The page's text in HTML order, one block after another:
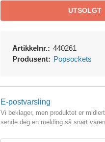
UTSOLGT
Artikkelnr.: 440261
Produsent: Popsockets
E-postvarsling
Vi beklager, men produktet er
sende deg en melding så snart